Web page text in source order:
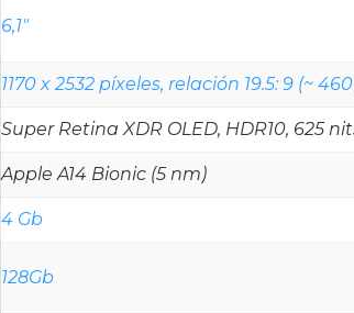
6,1"
1170 x 2532 píxeles, relación 19.5: 9 (~
Super Retina XDR OLED, HDR10, 625
Apple A14 Bionic (5 nm)
4 Gb
128Gb